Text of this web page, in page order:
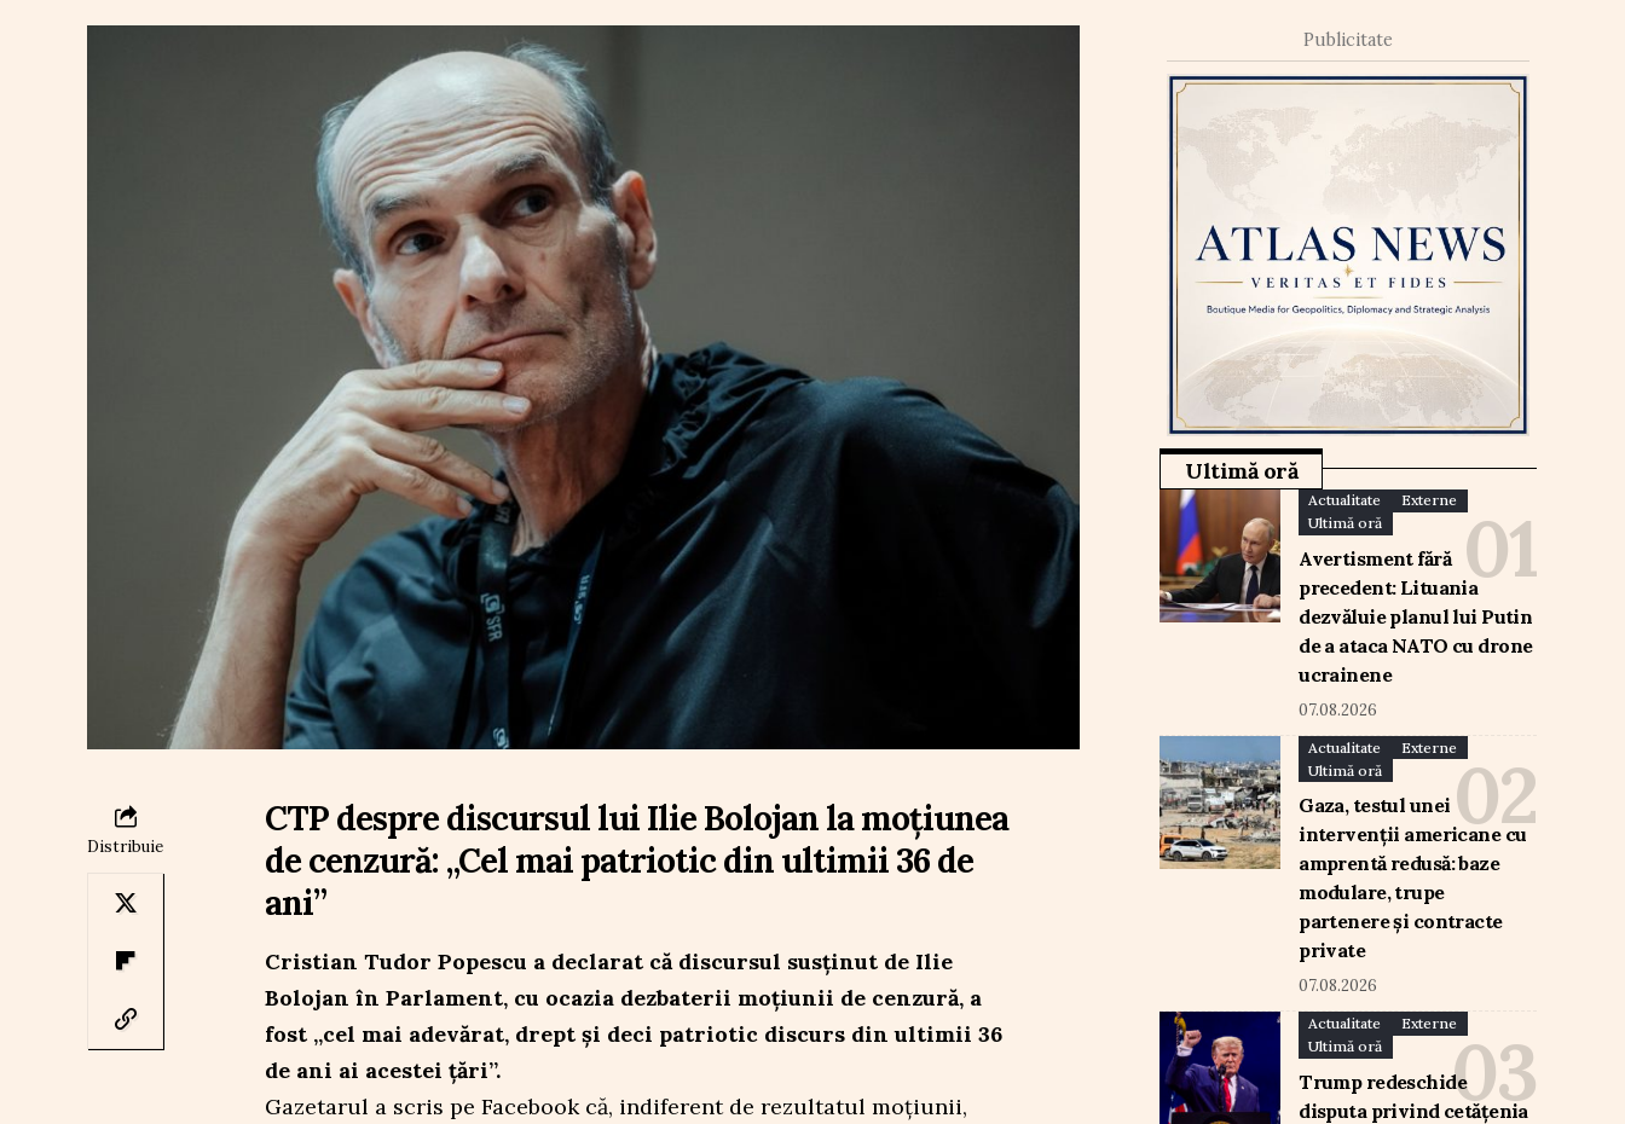
Distribuie
CTP despre discursul lui Ilie Bolojan la moțiunea
de cenzură: „Cel mai patriotic din ultimii 36 de
ani”
Cristian Tudor Popescu a declarat că discursul susținut de Ilie
Bolojan în Parlament, cu ocazia dezbaterii moțiunii de cenzură, a
fost „cel mai adevărat, drept și deci patriotic discurs din ultimii 36
de ani ai acestei țări”.
Gazetarul a scris pe Facebook că, indiferent de rezultatul moțiunii,
Publicitate
Ultimă oră
Actualitate
Externe
Ultimă oră
Avertisment fără
precedent: Lituania
dezvăluie planul lui Putin
de a ataca NATO cu drone
ucrainene
07.08.2026
Actualitate
Externe
Ultimă oră
Gaza, testul unei
intervenții americane cu
amprentă redusă: baze
modulare, trupe
partenere și contracte
private
07.08.2026
Actualitate
Externe
Ultimă oră
Trump redeschide
disputa privind cetățenia